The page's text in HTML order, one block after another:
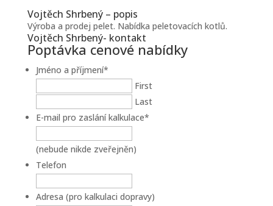
Vojtěch Shrbený – popis
Výroba a prodej pelet. Nabídka peletovacích kotlů.
Vojtěch Shrbený- kontakt
Poptávka cenové nabídky
Jméno a příjmení*
First
Last
E-mail pro zaslání kalkulace*
(nebude nikde zveřejněn)
Telefon
Adresa (pro kalkulaci dopravy)